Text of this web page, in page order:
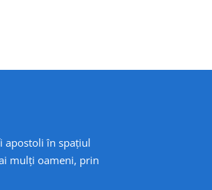
apostoli în spațiul
mulți oameni, prin